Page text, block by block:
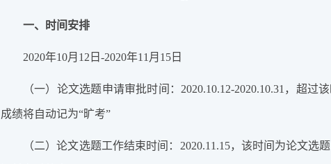
一、时间安排
2020年10月12日-2020年11月15日
（一）论文选题申请审批时间：2020.10.12-2020.10.31，超过
成绩将自动记为“旷考”
（二）论文选题工作结束时间：2020.11.15，该时间为论文选